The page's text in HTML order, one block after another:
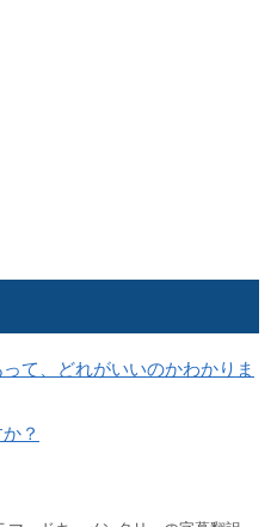
て、どれがいいのかわかりま
？